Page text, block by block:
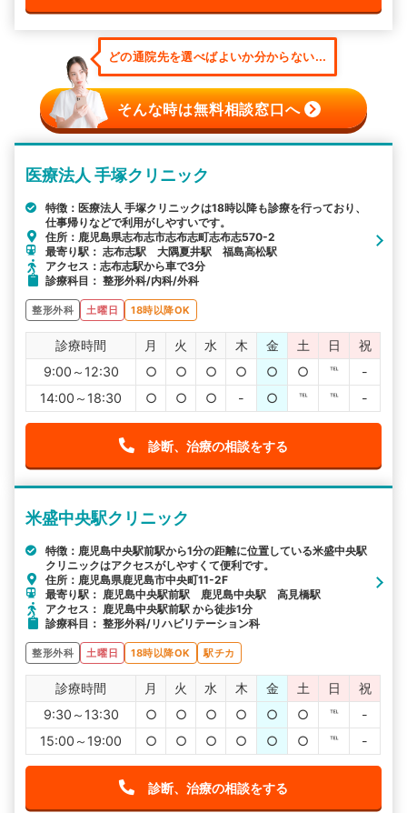
どの通院先を選べばよいか分からない...
そんな時は無料相談窓口へ
医療法人 手塚クリニック
特徴：医療法人 手塚クリニックは18時以降も診療を行っており、
仕事帰りなどで利用がしやすいです。
住所：鹿児島県志布志市志布志町志布志570-2
最寄り駅： 志布志駅 大隅夏井駅 福島高松駅
アクセス：志布志駅から車で3分
診療科目： 整形外科/内科/外科
整形外科 土曜日 18時以降OK
診療時間 月 火 水 木 金 土 日
祝
9:00～12:30
○ ○ ○ ○ ○ ○ ℡
-
14:00～18:30
○ ○ ○ - ○ ℡ ℡ -
診断、治療の相談をする
米盛中央駅クリニック
特徴：鹿児島中央駅前駅から1分の距離に位置している米盛中央駅
クリニックはアクセスがしやすくて便利です。
住所：鹿児島県鹿児島市中央町11-2F
最寄り駅： 鹿児島中央駅前駅 鹿児島中央駅 高見橋駅
アクセス： 鹿児島中央駅前駅 から徒歩1分
診療科目： 整形外科/リハビリテーション科
整形外科 土曜日 18時以降OK 駅チカ
診療時間 月 火 水 木 金 土 日
祝
9:30～13:30
○ ○ ○ ○ ○ ○ ℡
-
15:00～19:00
○ ○ ○ ○ ○ ○ ℡ -
診断、治療の相談をする